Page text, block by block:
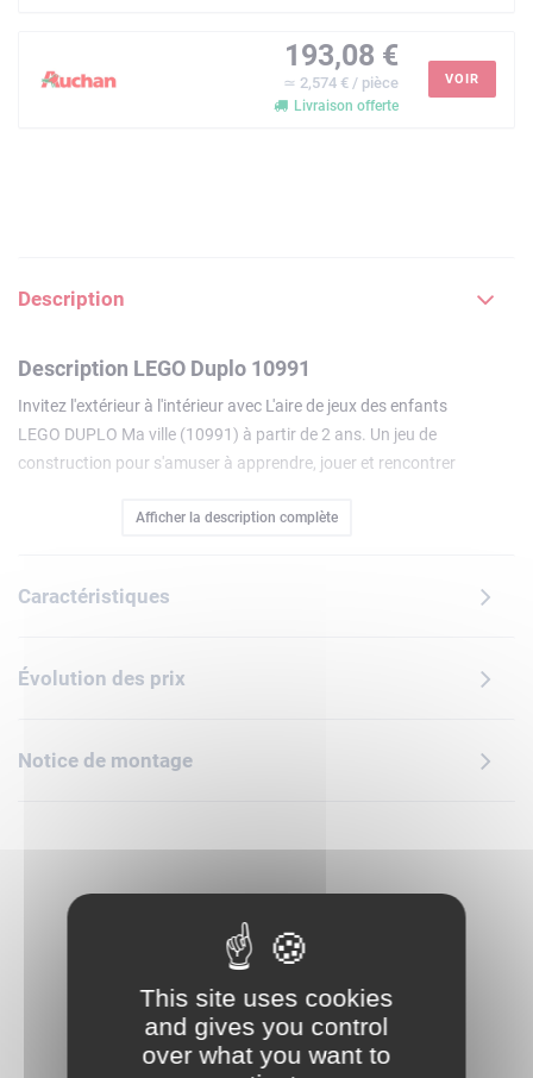
193,08 €
≃ 2,574 € / pièce
Livraison offerte
VOIR
Description
Description LEGO Duplo 10991
Invitez l'extérieur à l'intérieur avec L'aire de jeux des enfants
LEGO DUPLO Ma ville (10991) à partir de 2 ans. Un jeu de
construction pour s'amuser à apprendre, jouer et rencontrer
lettres et les chiffres en grimpant sur la structure en forme
skateur et un adorable chien-guide ! En jouant avec ces
figurines, les tout-petits acquièrent des aptitudes sociales
Les sets de construction LEGO Ma ville aident les enfants
d'âge préscolaire à explorer le monde qui les entoure et à
les sens des enfants et les aident à développer leur motricité
Afficher la description complète
Caractéristiques
Évolution des prix
Notice de montage
This site uses cookies
and gives you control
over what you want to